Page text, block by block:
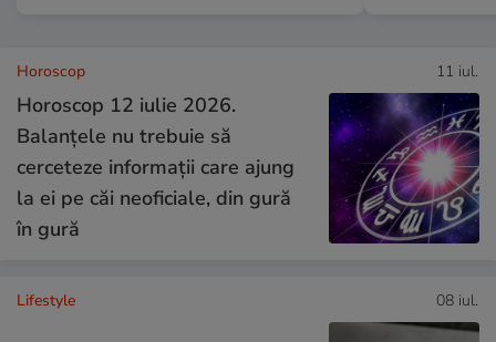
Horoscop 11 iul.
Horoscop 12 iulie 2026.
Balanțele nu trebuie să
cerceteze informații care ajung
la ei pe căi neoficiale, din gură
în gură
Lifestyle 08 iul.